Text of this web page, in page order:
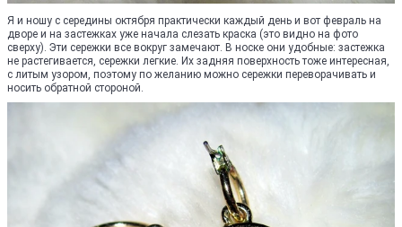
Я и ношу с середины октября практически каждый день и вот февраль на
дворе и на застежках уже начала слезать краска (это видно на фото
сверху). Эти сережки все вокруг замечают. В носке они удобные: застежка
не растегивается, сережки легкие. Их задняя поверхность тоже интересная,
с литым узором, поэтому по желанию можно сережки переворачивать и
носить обратной стороной.